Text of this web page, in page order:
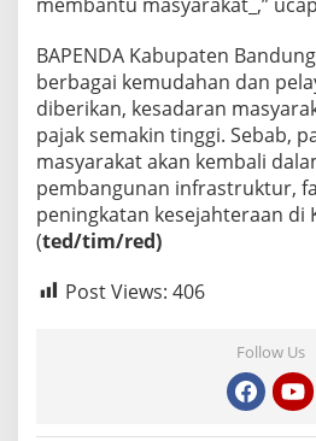
BAPENDA Kabupaten
berbagai kemudahan dan
diberikan, kesadaran
pajak semakin tinggi. Sebab,
masyarakat akan kembali
pembangunan infrastruktur,
peningkatan kesejahteraan di
(ted/tim/red)
Post Views: 406
Follow Us